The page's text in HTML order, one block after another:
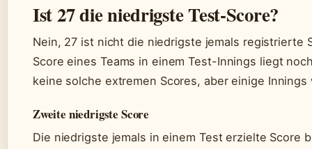
Ist 27 die niedrigste Test-Score?
Nein, 27 ist nicht die niedrigste jemals registrierte
Score eines Teams in einem Test-Innings liegt
keine solche extremen Scores, aber einige
Zweite niedrigste Score
Die niedrigste jemals in einem Test erzielte Score